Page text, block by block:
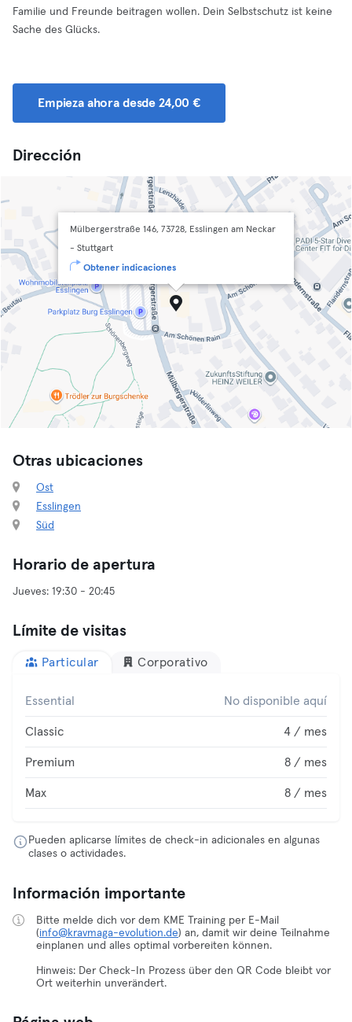
Familie und Freunde beitragen wollen. Dein Selbstschutz ist keine
Sache des Glücks.
Empieza ahora desde 24,00 €
Dirección
Mülbergerstraße 146, 73728, Esslingen am Neckar
- Stuttgart
Obtener indicaciones
Otras ubicaciones
Ost
Esslingen
Süd
Horario de apertura
Límite de visitas
Particular Corporativo
Essential No disponible aquí
Classic 4 / mes
Premium 8 / mes
Max 8 / mes
Pueden aplicarse límites de check-in adicionales en algunas
clases o actividades.
Información importante
Bitte melde dich vor dem KME Training per E-Mail
(info@kravmaga-evolution.de) an, damit wir deine Teilnahme
einplanen und alles optimal vorbereiten können.
Hinweis: Der Check-In Prozess über den QR Code bleibt vor
Ort weiterhin unverändert.